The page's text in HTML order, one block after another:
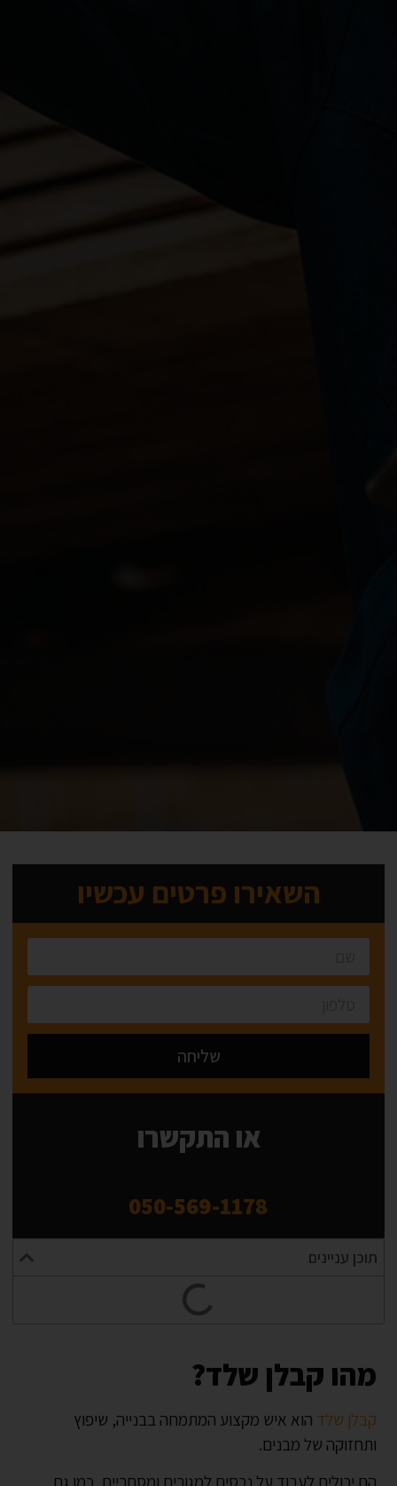
מהו קבלן שלד?
קבלן שלד הוא איש מקצוע המתמחה בבנייה, שיפוץ
ותחזוקה של מבנים.
הם יכולים לעבוד על נכסים למגורים ומסחריים, כמו גם
השאירו פרטים עכשיו
שליחה
Alternative:
או התקשרו
050-569-1178
תוכן עניינים